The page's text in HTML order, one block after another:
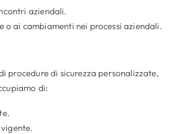
aziendali.
ai cambiamenti nei processi aziendali.
procedure di sicurezza personalizzate,
di: